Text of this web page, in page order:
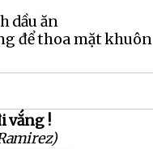
dầu ăn
để thoa mặt khuôn
vắng !